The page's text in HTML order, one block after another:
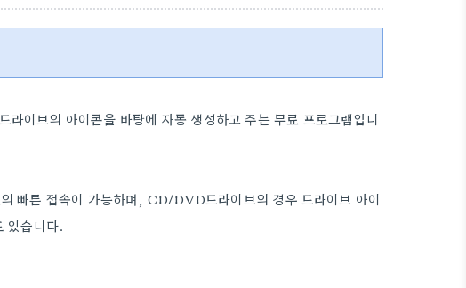
라이브의 아이콘을 바탕에 자동 생성하고 주는 무료 프로그램입니
빠른 접속이 가능하며, CD/DVD드라이브의 경우 드라이브 아이
있습니다.